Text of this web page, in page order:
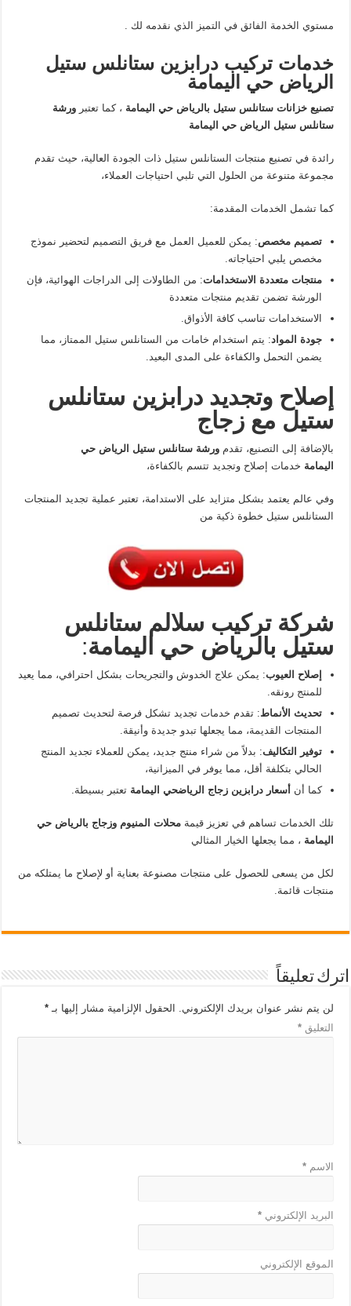
مستوي الخدمة الفائق في التميز الذي نقدمه لك .
خدمات تركيب درابزين ستانلس ستيل
الرياض حي اليمامة
تصنيع خزانات ستانلس ستيل بالرياض حي اليمامة ، كما تعتبرورشة
ستانلس ستيل الرياض حي اليمامة
رائدة في تصنيع منتجات الستانلس ستيل ذات الجودة العالية، حيث تقدم
مجموعة متنوعة من الحلول التي تلبي احتياجات العملاء،
كما تشمل الخدمات المقدمة:
تصميم مخصص: يمكن للعميل العمل مع فريق التصميم لتحضير نموذج
مخصص يلبي احتياجاته.
منتجات متعددة الاستخدامات: من الطاولات إلى الدراجات الهوائية، فإن
الورشة تضمن تقديم منتجات متعددة
الاستخدامات تناسب كافة الأذواق.
جودة المواد: يتم استخدام خامات من الستانلس ستيل الممتاز، مما
يضمن التحمل والكفاءة على المدى البعيد.
إصلاح وتجديد درابزين ستانلس
ستيل مع زجاج
بالإضافة إلى التصنيع، تقدمورشة ستانلس ستيل الرياض حي
اليمامة خدمات إصلاح وتجديد تتسم بالكفاءة،
وفي عالم يعتمد بشكل متزايد على الاستدامة، تعتبر عملية تجديد المنتجات
الستانلس ستيل خطوة ذكية من
شركة تركيب سلالم ستانلس
ستيل بالرياض حي اليمامة:
إصلاح العيوب: يمكن علاج الخدوش والتجريحات بشكل احترافي، مما يعيد
للمنتج رونقه.
تحديث الأنماط: تقدم خدمات تجديد تشكل فرصة لتحديث تصميم
المنتجات القديمة، مما يجعلها تبدو جديدة وأنيقة.
توفير التكاليف: بدلاً من شراء منتج جديد، يمكن للعملاء تجديد المنتج
الحالي بتكلفة أقل، مما يوفر في الميزانية،
كما أن أسعار درابزين زجاج الرياضحي اليمامة تعتبر بسيطة.
تلك الخدمات تساهم في تعزيز قيمة محلات المنيوم وزجاج بالرياض حي
اليمامة ، مما يجعلها الخيار المثالي
لكل من يسعى للحصول على منتجات مصنوعة بعناية أو لإصلاح ما يمتلكه من
منتجات قائمة.
اترك تعليقاً
لن يتم نشر عنوان بريدك الإلكتروني. الحقول الإلزامية مشار إليها بـ*
التعليق*
الاسم*
البريد الإلكتروني*
الموقع الإلكتروني